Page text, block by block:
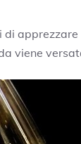
di
viene